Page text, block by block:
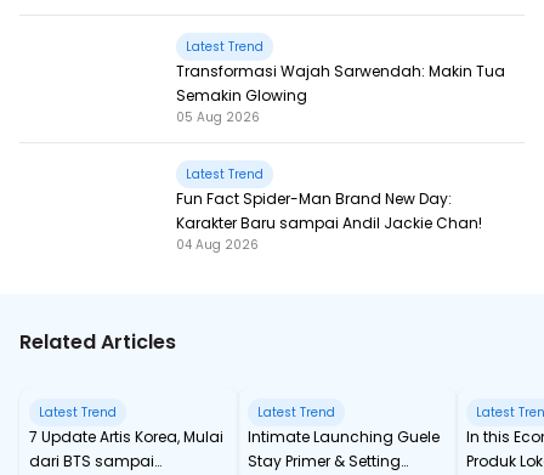
Latest Trend
Transformasi Wajah Sarwendah: Makin Tua
Semakin Glowing
05 Aug 2026
Latest Trend
Fun Fact Spider-Man Brand New Day:
Karakter Baru sampai Andil Jackie Chan!
04 Aug 2026
Related Articles
Latest Trend
7 Update Artis Korea, Mulai
dari BTS sampai
Latest Trend
Intimate Launching Guele
Stay Primer & Setting
Latest
In this
Produk